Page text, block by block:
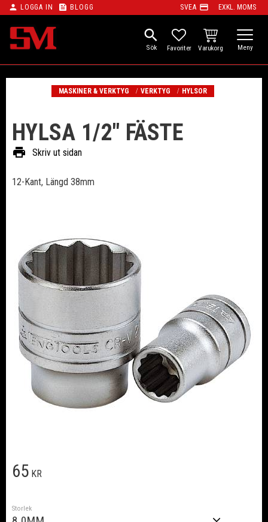
Meny
person LOGGA IN feed BLOGG SVEA payment EXKL. MOMS
search
FAVORITER
KUNDVAGN
MASKINER & VERKTYG VERKTYG HYLSOR
HYLSA 1/2" FÄSTE
print Skriv ut sidan
12-Kant, Längd 38mm
65 KR
Storlek